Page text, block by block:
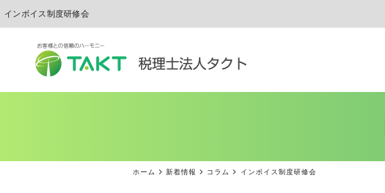
インボイス制度研修会
ホーム 新着情報 コラム インボイス制度研修会